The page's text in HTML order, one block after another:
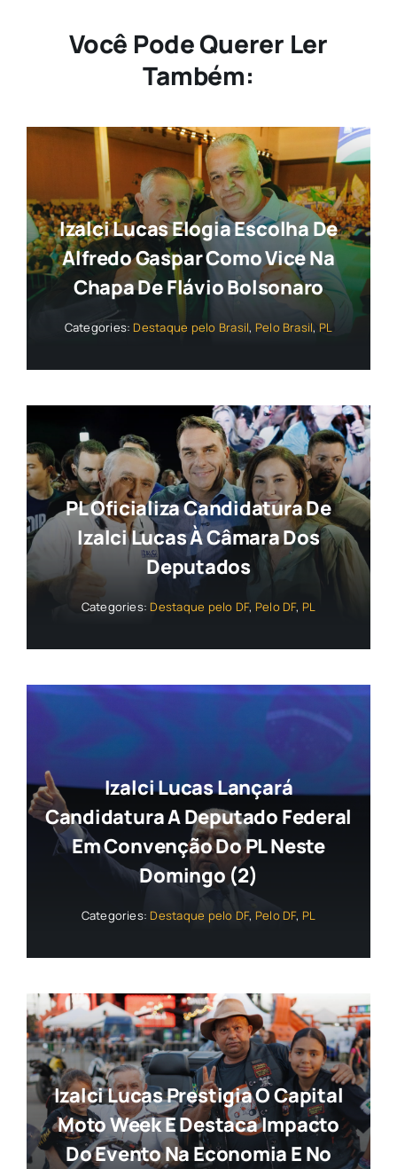
Você Pode Querer Ler
Também:
Izalci Lucas Elogia Escolha De
Alfredo Gaspar Como Vice Na
Chapa De Flávio Bolsonaro
Categories: Destaque pelo Brasil, Pelo Brasil, PL
PL Oficializa Candidatura De
Izalci Lucas À Câmara Dos
Deputados
Categories: Destaque pelo DF, Pelo DF, PL
Izalci Lucas Lançará
Candidatura A Deputado Federal
Em Convenção Do PL Neste
Domingo (2)
Categories: Destaque pelo DF, Pelo DF, PL
Izalci Lucas Prestigia O Capital
Moto Week E Destaca Impacto
Do Evento Na Economia E No